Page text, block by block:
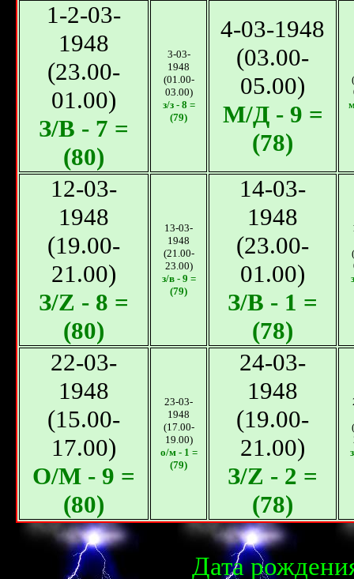
1-2-03-
1948
(23.00-
01.00)
З/B - 7 =
(80)
3-03-
1948
(01.00-
03.00)
з/з - 8 =
(79)
4-03-1948
(03.00-
05.00)
М/Д - 9 =
(78)
12-03-
1948
(19.00-
21.00)
З/Z - 8 =
(80)
13-03-
1948
(21.00-
23.00)
з/в - 9 =
(79)
14-03-
1948
(23.00-
01.00)
З/B - 1 =
(78)
22-03-
1948
(15.00-
17.00)
О/M - 9 =
(80)
23-03-
1948
(17.00-
19.00)
о/м - 1 =
(79)
24-03-
1948
(19.00-
21.00)
З/Z - 2 =
(78)
Дата